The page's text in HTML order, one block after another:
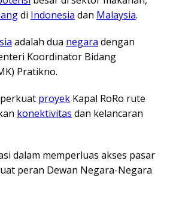
di Indonesia dan Malaysia.
adalah dua negara dengan
Koordinator Bidang
Pratikno.
proyek Kapal RoRo rute
konektivitas dan kelancaran
dalam memperluas akses pasar
peran Dewan Negara-Negara